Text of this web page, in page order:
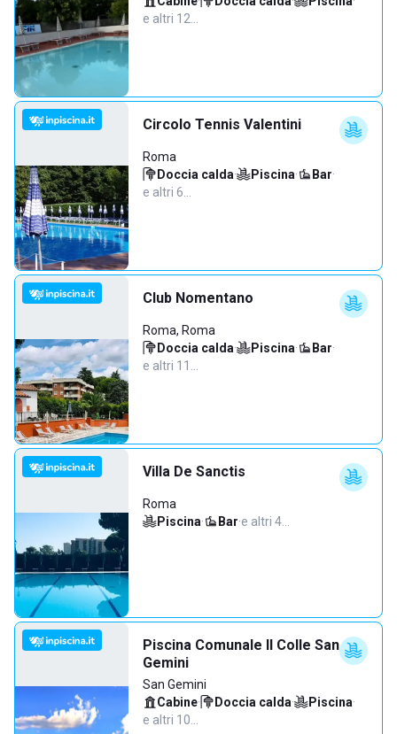
e altri 12…
Circolo Tennis Valentini
Roma
Doccia calda· Piscina· Bar·
e altri 6…
Club Nomentano
Roma, Roma
Doccia calda· Piscina· Bar·
e altri 11…
Villa De Sanctis
Roma
Piscina· Bar·e altri 4…
Piscina Comunale Il Colle San
Gemini
San Gemini
Cabine· Doccia calda· Piscina·
e altri 10…